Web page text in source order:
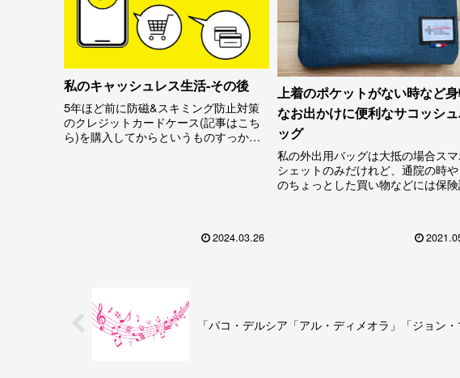
一度洗う程度で問題ないくらい汚
きにくければ良いのになあと思っ
私のキャッシュレス生活-その後
5年ほど前に防磁&スキミング防止対策
のクレジットカードケース(記事はこち
ら)を購入してからというものすっかり
2024.03.26
上着のポケットがない時など
なお出かけに便利なサコッシ
ッグ
私の外出用バッグは大抵の場合ス
シェットのみだけれど、通院の時
のちょっとした買い物などには保
のだけれど、リュックを持...
「パコ・デルシア「アル・ディメオラ」「ジョン